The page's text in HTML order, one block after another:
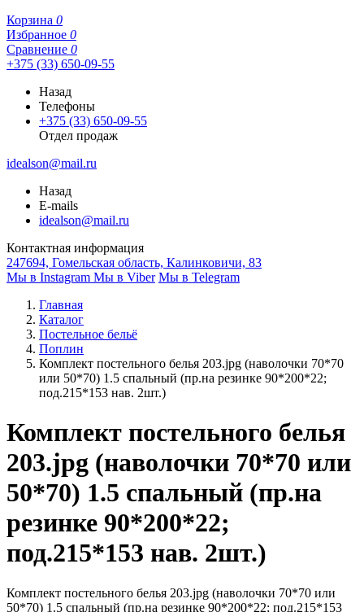
Корзина 0
Избранное 0
Сравнение 0
+375 (33) 650-09-55
Назад
Телефоны
+375 (33) 650-09-55
Отдел продаж
idealson@mail.ru
Назад
E-mails
idealson@mail.ru
Контактная информация
247694, Гомельская область, Калинковичи, 83
Мы в Instagram Мы в Viber Мы в Telegram
Главная
Каталог
Постельное бельё
Поплин
Комплект постельного белья 203.jpg (наволочки 70*70
или 50*70) 1.5 спальный (пр.на резинке 90*200*22;
под.215*153 нав. 2шт.)
Комплект постельного белья
203.jpg (наволочки 70*70 или
50*70) 1.5 спальный (пр.на
резинке 90*200*22;
под.215*153 нав. 2шт.)
Комплект постельного белья 203.jpg (наволочки 70*70 или
50*70) 1.5 спальный (пр.на резинке 90*200*22; под.215*153